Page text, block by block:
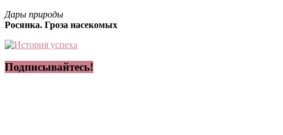
Дары природы
Росянка. Гроза насекомых
Подписывайтесь!